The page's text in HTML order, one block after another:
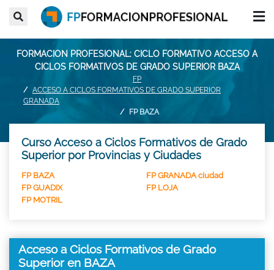
FORMACION PROFESIONAL: CICLO FORMATIVO ACCESO A
CICLOS FORMATIVOS DE GRADO SUPERIOR BAZA
FP
ACCESO A CICLOS FORMATIVOS DE GRADO SUPERIOR
GRANADA
FP BAZA
Curso Acceso a Ciclos Formativos de Grado
Superior por Provincias y Ciudades
FP BAZA
FP GRANADA ciudad
FP GUADIX
FP LOJA
FP MOTRIL
Acceso a Ciclos Formativos de Grado
Superior en BAZA